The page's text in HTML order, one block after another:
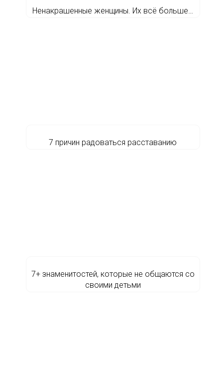
Ненакрашенные женщины. Их всё больше…
7 причин радоваться расставанию
7+ знаменитостей, которые не общаются со
своими детьми